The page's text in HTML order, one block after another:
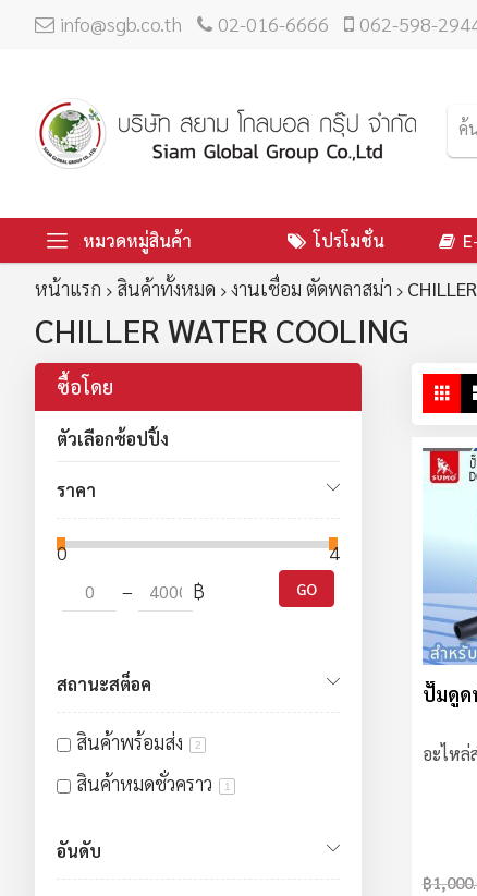
info@sgb.co.th 02-016-6666 062-598-
หมวดหมู่สินค้า โปรโมชั่น
หน้าแรก สินค้าทั้งหมด งานเชื่อม ตัดพลาสม่า
CHILLER WATER COOLING
ใ
มุ
ต
ปั๊มดูด
อะไหล่
฿1,000
ซื้อโดย
ตัวเลือกช้อปปิ้ง
ราคา
0
40000
–
฿ GO
สถานะสต็อค
สินค้าพร้อมส่ง 2
สินค้าหมดชั่วคราว 1
อันดับ